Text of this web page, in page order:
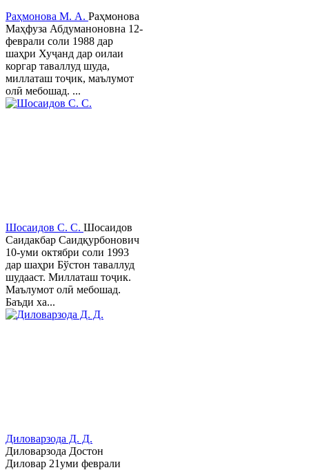
Раҳмонова М. А. Раҳмонова
Маҳфуза Абдуманоновна 12-
феврали соли 1988 дар
шаҳри Хуҷанд дар оилаи
коргар таваллуд шуда,
миллаташ тоҷик, маълумот
олӣ мебошад. ...
Шосаидов С. С. Шосаидов
Саидакбар Саидқурбонович
10-уми октябри соли 1993
дар шаҳри Бўстон таваллуд
шудааст. Миллаташ тоҷик.
Маълумот олӣ мебошад.
Баъди ха...
Диловарзода Д. Д.
Диловарзода Достон
Диловар 21уми феврали